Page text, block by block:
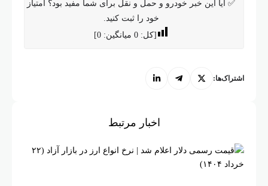
این خبر خودرو و حمل و نقل برای شما مفید بود؟ امتیاز
خود را ثبت کنید.
میانگین:0
]
اخبار مرتبط